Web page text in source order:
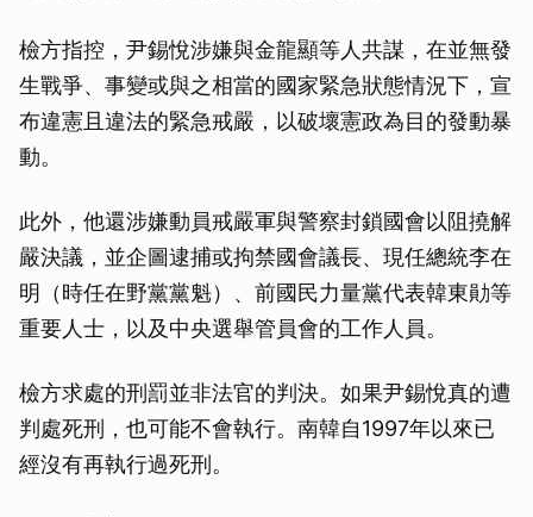
檢方指控，尹錫悅涉嫌與金龍顯等人共謀，在並無發
生戰爭、事變或與之相當的國家緊急狀態情況下，宣
布違憲且違法的緊急戒嚴，以破壞憲政為目的發動暴
動。
此外，他還涉嫌動員戒嚴軍與警察封鎖國會以阻撓解
嚴決議，並企圖逮捕或拘禁國會議長、現任總統李在
明（時任在野黨黨魁）、前國民力量黨代表韓東勛等
重要人士，以及中央選舉管員會的工作人員。
檢方求處的刑罰並非法官的判決。如果尹錫悅真的遭
判處死刑，也可能不會執行。南韓自1997年以來已
經沒有再執行過死刑。